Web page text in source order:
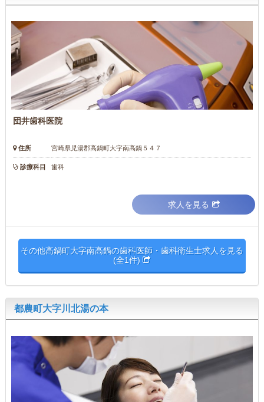
団井歯科医院
住所 宮崎県児湯郡高鍋町大字南高鍋５４７
診療科目 歯科
求人を見る
その他高鍋町大字南高鍋の歯科医師・歯科衛生士求人を見る
(全1件)
都農町大字川北湯の本